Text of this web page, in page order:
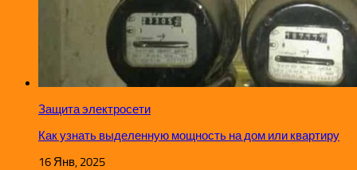
Защита электросети
Как узнать выделенную мощность на дом или квартиру
16 Янв, 2025